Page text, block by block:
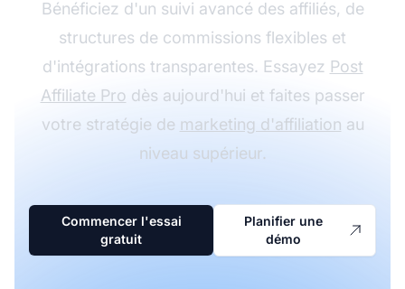
Bénéficiez d'un suivi avancé des affiliés, de
structures de commissions flexibles et
d'intégrations transparentes. Essayez Post
Affiliate Pro dès aujourd'hui et faites passer
votre stratégie de marketing d'affiliation au
niveau supérieur.
Commencer l'essai
gratuit
Planifier une
démo